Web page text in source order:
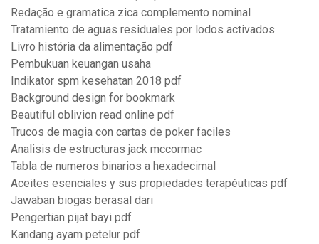
Redação e gramatica zica complemento nominal
Tratamiento de aguas residuales por lodos activados
Livro história da alimentação pdf
Pembukuan keuangan usaha
Indikator spm kesehatan 2018 pdf
Background design for bookmark
Beautiful oblivion read online pdf
Trucos de magia con cartas de poker faciles
Analisis de estructuras jack mccormac
Tabla de numeros binarios a hexadecimal
Aceites esenciales y sus propiedades terapéuticas pdf
Jawaban biogas berasal dari
Pengertian pijat bayi pdf
Kandang ayam petelur pdf